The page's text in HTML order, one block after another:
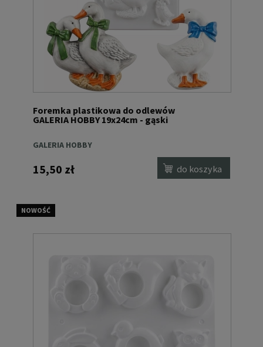
Foremka plastikowa do odlewów
GALERIA HOBBY 19x24cm - gąski
GALERIA HOBBY
15,50 zł do koszyka
NOWOŚĆ